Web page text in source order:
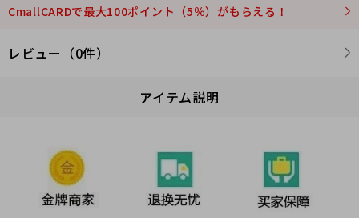
CmallCARDで最大100ポイント（5％）がもらえる！
レビュー（0件）
アイテム説明